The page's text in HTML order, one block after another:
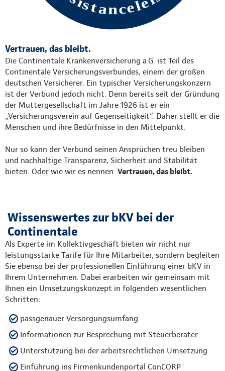
Vertrauen, das bleibt.
Die Continentale Krankenversicherung a.G. ist Teil des
Continentale Versicherungsverbundes, einem der großen
deutschen Versicherer. Ein typischer Versicherungskonzern
ist der Verbund jedoch nicht. Denn bereits seit der Gründung
der Muttergesellschaft im Jahre 1926 ist er ein
„Versicherungsverein auf Gegenseitigkeit”. Daher stellt er die
Menschen und ihre Bedürfnisse in den Mittelpunkt.
Nur so kann der Verbund seinen Ansprüchen treu bleiben
und nachhaltige Transparenz, Sicherheit und Stabilität
bieten. Oder wie wir es nennen: Vertrauen, das bleibt.
Wissenswertes zur bKV bei der
Continentale
Als Experte im Kollektivgeschäft bieten wir nicht nur
leistungsstarke Tarife für Ihre Mitarbeiter, sondern begleiten
Sie ebenso bei der professionellen Einführung einer bKV in
Ihrem Unternehmen. Dabei erarbeiten wir gemeinsam mit
Ihnen ein Umsetzungskonzept in folgenden wesentlichen
Schritten:
passgenauer Versorgungsumfang
Informationen zur Besprechung mit Steuerberater
Unterstützung bei der arbeitsrechtlichen Umsetzung
Einführung ins Firmenkundenportal ConCORP